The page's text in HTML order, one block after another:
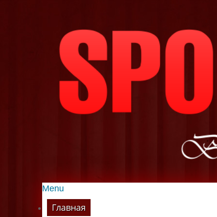
Menu
Главная